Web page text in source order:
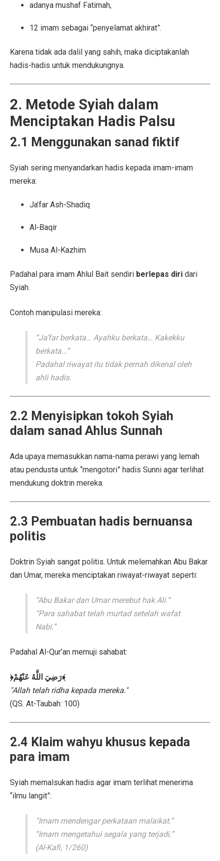
adanya mushaf Fatimah,
12 imam sebagai “penyelamat akhirat”.
Karena tidak ada dalil yang sahih, maka diciptakanlah
hadis-hadis untuk mendukungnya.
2. Metode Syiah dalam
Menciptakan Hadis Palsu
2.1 Menggunakan sanad fiktif
Syiah sering menyandarkan hadis kepada imam-imam
mereka:
Ja’far Ash-Shadiq
Al-Baqir
Musa Al-Kazhim
Padahal para imam Ahlul Bait sendiri berlepas diri dari
Syiah.
Contoh manipulasi mereka:
“Ja’far berkata… Ayahku berkata… Kakekku
berkata…”
Padahal riwayat itu tidak pernah dikenal oleh
ahli hadis.
2.2 Menyisipkan tokoh Syiah
dalam sanad Ahlus Sunnah
Ada upaya memasukkan nama-nama perawi yang lemah
atau pendusta untuk “mengotori” hadis Sunni agar terlihat
mendukung doktrin mereka.
2.3 Pembuatan hadis bernuansa
politis
Doktrin Syiah sangat politis. Untuk melemahkan Abu Bakar
dan Umar, mereka menciptakan riwayat-riwayat seperti:
“Abu Bakar dan Umar merebut hak Ali.”
“Para sahabat telah murtad setelah wafat
Nabi.”
Padahal Al-Qur’an memuji sahabat:
﴿رَضِيَ اللَّهُ عَنْهُمْ﴾
"Allah telah ridha kepada mereka."
(QS. At-Taubah: 100)
2.4 Klaim wahyu khusus kepada
para imam
Syiah memalsukan hadis agar imam terlihat menerima
“ilmu langit”:
“Imam mendengar perkataan malaikat.”
“Imam mengetahui segala yang terjadi.”
(Al-Kafi, 1/260)